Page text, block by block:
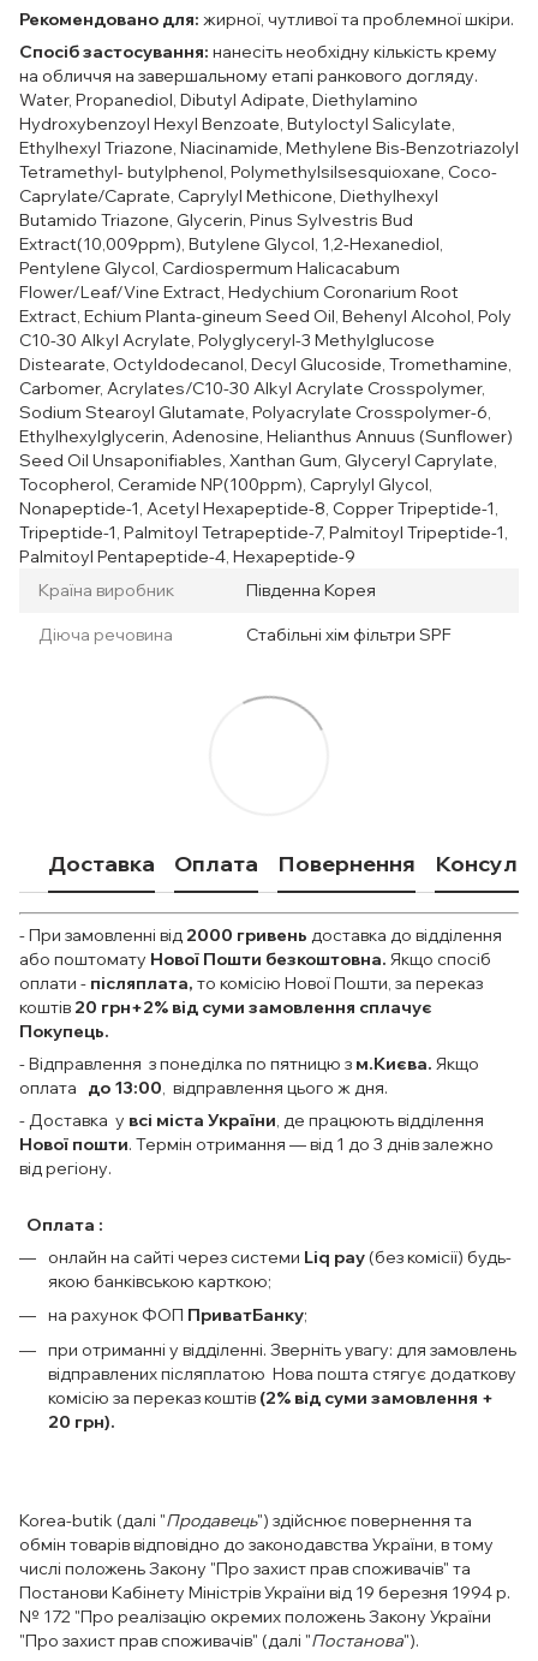
Рекомендовано для: жирної, чутливої та проблемної шкіри.
Спосіб застосування: нанесіть необхідну кількість крему
на обличчя на завершальному етапі ранкового догляду.
Water, Propanediol, Dibutyl Adipate, Diethylamino
Hydroxybenzoyl Hexyl Benzoate, Butyloctyl Salicylate,
Ethylhexyl Triazone, Niacinamide, Methylene Bis-Benzotriazolyl
Tetramethyl- butylphenol, Polymethylsilsesquioxane, Coco-
Caprylate/Caprate, Caprylyl Methicone, Diethylhexyl
Butamido Triazone, Glycerin, Pinus Sylvestris Bud
Extract(10,009ppm), Butylene Glycol, 1,2-Hexanediol,
Pentylene Glycol, Cardiospermum Halicacabum
Flower/Leaf/Vine Extract, Hedychium Coronarium Root
Extract, Echium Planta-gineum Seed Oil, Behenyl Alcohol, Poly
C10-30 Alkyl Acrylate, Polyglyceryl-3 Methylglucose
Distearate, Octyldodecanol, Decyl Glucoside, Tromethamine,
Carbomer, Acrylates/C10-30 Alkyl Acrylate Crosspolymer,
Sodium Stearoyl Glutamate, Polyacrylate Crosspolymer-6,
Ethylhexylglycerin, Adenosine, Helianthus Annuus (Sunflower)
Seed Oil Unsaponifiables, Xanthan Gum, Glyceryl Caprylate,
Tocopherol, Ceramide NP(100ppm), Caprylyl Glycol,
Nonapeptide-1, Acetyl Hexapeptide-8, Copper Tripeptide-1,
Tripeptide-1, Palmitoyl Tetrapeptide-7, Palmitoyl Tripeptide-1,
Palmitoyl Pentapeptide-4, Hexapeptide-9
Країна виробник
Південна Корея
Діюча речовина Стабільні хім фільтри SPF
Доставка Оплата Повернення
- При замовленні від 2000 гривень доставка до відділення
або поштомату Нової Пошти безкоштовна. Якщо спосіб
оплати - післяплата, то комісію Нової Пошти, за переказ
коштів 20 грн+2% від суми замовлення сплачує
Покупець.
- Відправлення з понеділка по пятницю з м.Києва. Якщо
оплата до 13:00, відправлення цього ж дня.
- Доставка у всі міста України, де працюють відділення
Нової пошти. Термін отримання — від 1 до 3 днів залежно
від регіону.
Оплата :
онлайн на сайті через системи Liq pay (без комісії) будь-
якою банківською карткою;
на рахунок ФОП ПриватБанку;
при отриманні у відділенні. Зверніть увагу: для замовлень
відправлених післяплатою Нова пошта стягує додаткову
комісію за переказ коштів (2% від суми замовлення +
20 грн).
Korea-butik (далі "Продавець") здійснює повернення та
обмін товарів відповідно до законодавства України, в тому
числі положень Закону "Про захист прав споживачів" та
Постанови Кабінету Міністрів України від 19 березня 1994 р.
№ 172 "Про реалізацію окремих положень Закону України
"Про захист прав споживачів" (далі "Постанова").